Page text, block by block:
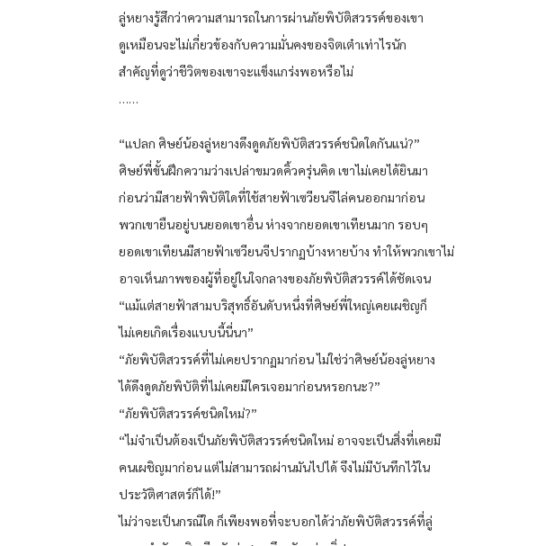
ลู่หยางรู้สึกว่าความสามารถในการผ่านภัยพิบัติสวรรค์ของเขา
ดูเหมือนจะไม่เกี่ยวข้องกับความมั่นคงของจิตเต๋าเท่าไรนัก
สำคัญที่ดูว่าชีวิตของเขาจะแข็งแกร่งพอหรือไม่
……
“แปลก ศิษย์น้องลู่หยางดึงดูดภัยพิบัติสวรรค์ชนิดใดกันแน่?”
ศิษย์พี่ขั้นฝึกความว่างเปล่าขมวดคิ้วครุ่นคิด เขาไม่เคยได้ยินมา
ก่อนว่ามีสายฟ้าพิบัติใดที่ใช้สายฟ้าเซวียนจีไล่คนออกมาก่อน
พวกเขายืนอยู่บนยอดเขาอื่น ห่างจากยอดเขาเทียนมาก รอบๆ
ยอดเขาเทียนมีสายฟ้าเซวียนจีปรากฏบ้างหายบ้าง ทำให้พวกเขาไม่
อาจเห็นภาพของผู้ที่อยู่ในใจกลางของภัยพิบัติสวรรค์ได้ชัดเจน
“แม้แต่สายฟ้าสามบริสุทธิ์อันดับหนึ่งที่ศิษย์พี่ใหญ่เคยเผชิญก็
ไม่เคยเกิดเรื่องแบบนี้นี่นา”
“ภัยพิบัติสวรรค์ที่ไม่เคยปรากฏมาก่อน ไม่ใช่ว่าศิษย์น้องลู่หยาง
ได้ดึงดูดภัยพิบัติที่ไม่เคยมีใครเจอมาก่อนหรอกนะ?”
“ภัยพิบัติสวรรค์ชนิดใหม่?”
“ไม่จำเป็นต้องเป็นภัยพิบัติสวรรค์ชนิดใหม่ อาจจะเป็นสิ่งที่เคยมี
คนเผชิญมาก่อน แต่ไม่สามารถผ่านมันไปได้ จึงไม่มีบันทึกไว้ใน
ประวัติศาสตร์ก็ได้!”
ไม่ว่าจะเป็นกรณีใด ก็เพียงพอที่จะบอกได้ว่าภัยพิบัติสวรรค์ที่ลู่